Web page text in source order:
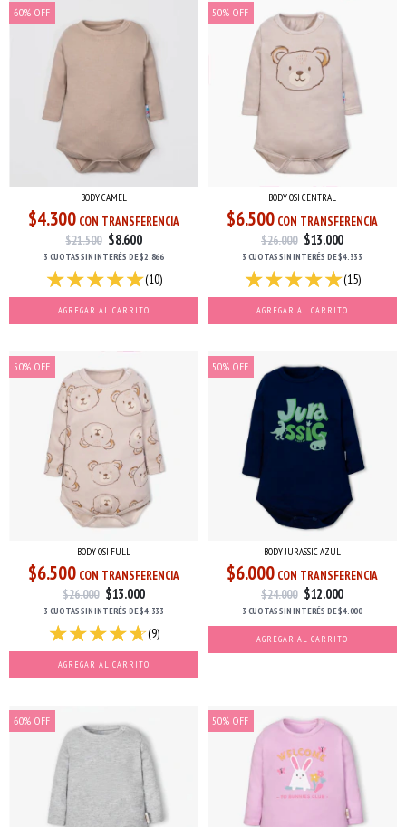
60% OFF
BODY CAMEL
$4.300 CON TRANSFERENCIA
$21.500 $8.600
3 CUOTASSIN INTERÉS DE$2.866
(10)
AGREGAR AL CARRITO
50% OFF
BODY OSI CENTRAL
$6.500 CON TRANSFERENCIA
$26.000 $13.000
3 CUOTASSIN INTERÉS DE$4.333
(15)
AGREGAR AL CARRITO
50% OFF
BODY OSI FULL
$6.500 CON TRANSFERENCIA
$26.000 $13.000
3 CUOTASSIN INTERÉS DE$4.333
(9)
AGREGAR AL CARRITO
50% OFF
BODY JURASSIC AZUL
$6.000 CON TRANSFERENCIA
$24.000 $12.000
3 CUOTASSIN INTERÉS DE$4.000
AGREGAR AL CARRITO
60% OFF 50% OFF